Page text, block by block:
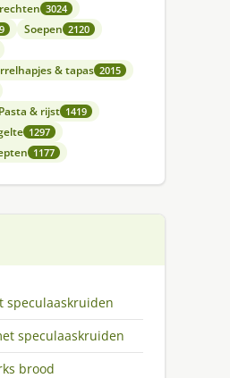
3024
Soepen 2120
& tapas 2015
Pasta & rijst 1419
1297
1177
speculaaskruiden
speculaaskruiden
brood